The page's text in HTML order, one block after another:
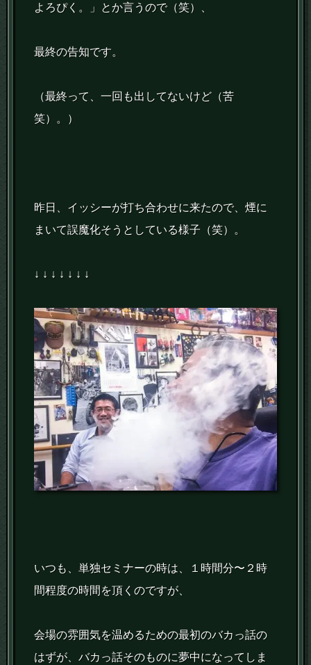
よろぴく。」とか言うので（笑）、
最終の告知です。
（最終って、一回も出してないけど（苦
笑）。）
昨日、イッシーが打ち合わせに来たので、煙に
まいて誤魔化そうとしている様子（笑）。
↓ ↓ ↓ ↓ ↓ ↓ ↓
いつも、単独セミナーの時は、１時間分〜２時
間程度の時間を頂くのですが、
会場の雰囲気を温めるための最初のバカっ話の
はずが、バカっ話そのものに夢中になってしま